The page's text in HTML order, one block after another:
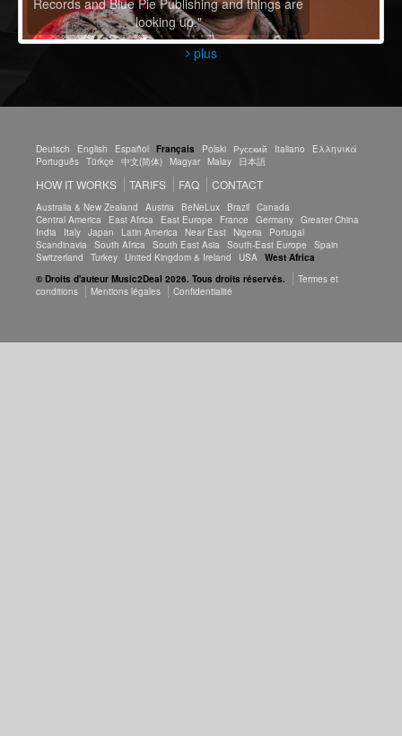
looking up."
plus
Deutsch English Español Français Polski Русский Italiano
Ελληνικά
Português Türkçe 中文(简体) Magyar Malay 日本語
HOW IT WORKS TARIFS FAQ CONTACT
Australia & New Zealand Austria BeNeLux Brazil Canada
Central America
East Africa East Europe France Germany Greater China
India
Italy Japan Latin America Near East Nigeria
Portugal
Scandinavia
South Africa South East Asia South-East Europe
Spain
Switzerland
Turkey United Kingdom & Ireland USA
West Africa
© Droits d'auteur Music2Deal 2026. Tous droits réservés.
Termes et
conditions
Mentions légales Confidentialité